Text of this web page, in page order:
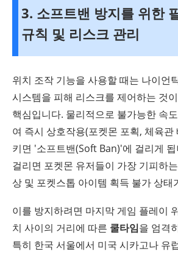
3. 소프트밴 방지를 위한
규칙 및 리스크 관리
위치 조작 기능을 사용할 때는 나이언
시스템을 피해 리스크를 제어하는 것
핵심입니다. 물리적으로 불가능한 속
여 즉시 상호작용(포켓몬 포획, 체육관
키면 '소프트밴(Soft Ban)'에 걸리게
걸리면 포켓몬 유저들이 가장 기피하
상 및 포켓스톱 아이템 획득 불가 상태
이를 방지하려면 마지막 게임 플레이
치 사이의 거리에 따른 쿨타임을 엄격
특히 한국 서울에서 미국 시카고나 유